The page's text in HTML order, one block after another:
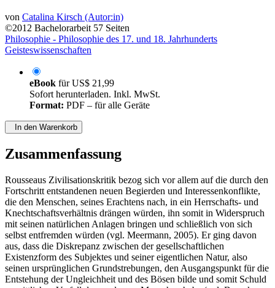
von Catalina Kirsch (Autor:in)
©2012 Bachelorarbeit 57 Seiten
Philosophie - Philosophie des 17. und 18. Jahrhunderts
Geisteswissenschaften
eBook fürUS$ 21,99
Sofort herunterladen. Inkl. MwSt.
Format: PDF – für alle Geräte
In den Warenkorb
Zusammenfassung
Rousseaus Zivilisationskritik bezog sich vor allem auf die durch den
Fortschritt entstandenen neuen Begierden und Interessenkonflikte,
die den Menschen, seines Erachtens nach, in ein Herrschafts- und
Knechtschaftsverhältnis drängen würden, ihn somit in Widerspruch
mit seinen natürlichen Anlagen bringen und schließlich von sich
selbst entfremden würden (vgl. Meermann, 2005). Er ging davon
aus, dass die Diskrepanz zwischen der gesellschaftlichen
Existenzform des Subjektes und seiner eigentlichen Natur, also
seinen ursprünglichen Grundstrebungen, den Ausgangspunkt für die
Entstehung der Ungleichheit und des Bösen bilde und somit Schuld